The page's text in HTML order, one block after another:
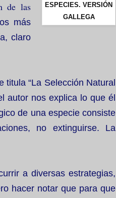
ESPECIES. VERSIÓN
GALLEGA
de las
más
claro
“La Selección Natural
autor nos explica lo que él
de una especie consiste
no extinguirse. La
a diversas estrategias,
hacer notar que para que